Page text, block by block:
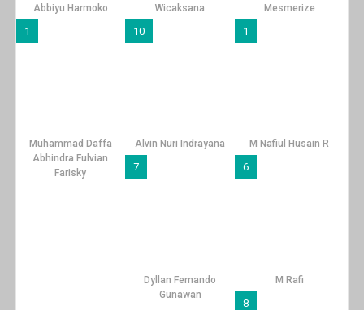
Abbiyu Harmoko
Wicaksana
Mesmerize
1
Muhammad Daffa
Abhindra Fulvian
Farisky
10
Alvin Nuri Indrayana
1
M Nafiul Husain R
7
Dyllan Fernando
Gunawan
6
M Rafi
8